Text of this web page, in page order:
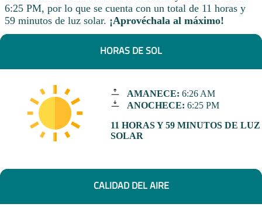
6:25 PM, por lo que se cuenta con un total de 11 horas y
59 minutos de luz solar. ¡Aprovéchala al máximo!
HORAS DE SOL
AMANECE: 6:26 AM
ANOCHECE: 6:25 PM
11 HORAS Y 59 MINUTOS DE LUZ
SOLAR
CALIDAD DEL AIRE